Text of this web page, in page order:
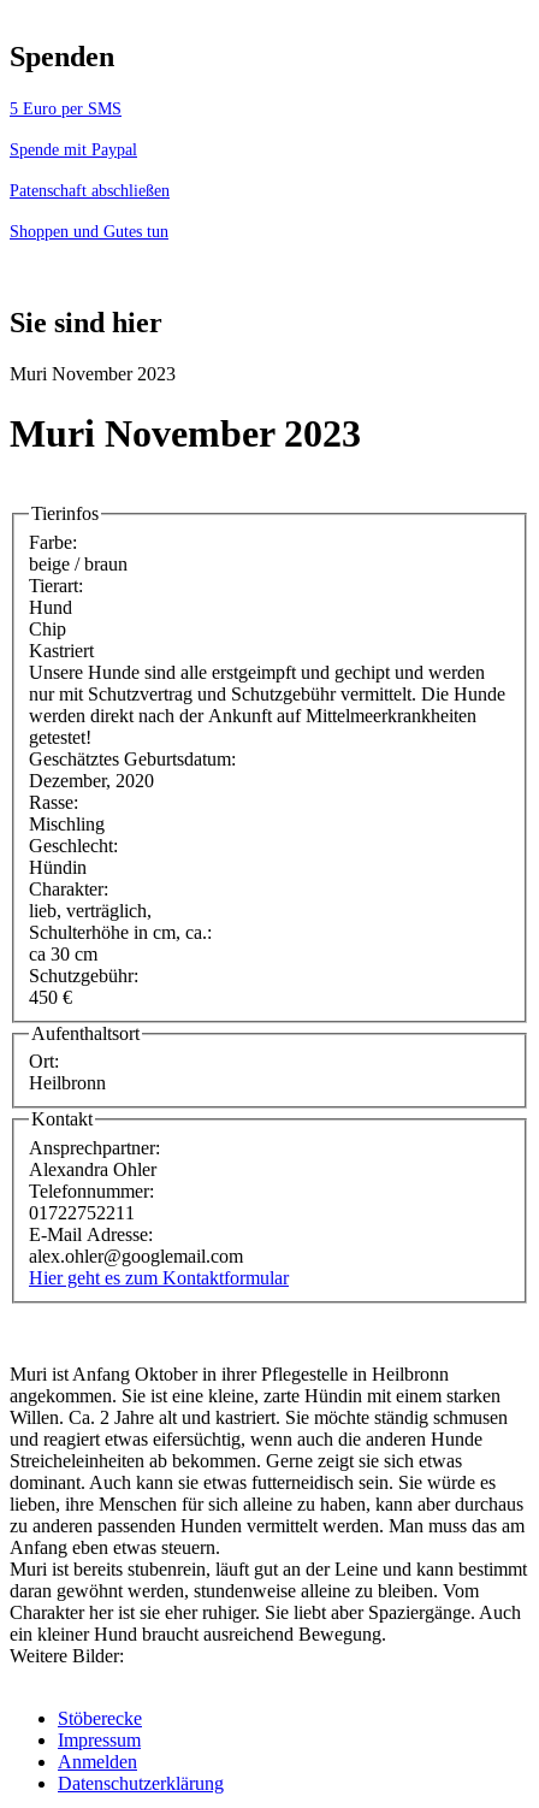
Spenden
5 Euro per SMS
Spende mit Paypal
Patenschaft abschließen
Shoppen und Gutes tun
Sie sind hier
Muri November 2023
Muri November 2023
Tierinfos
Farbe:
beige / braun
Tierart:
Hund
Chip
Kastriert
Unsere Hunde sind alle erstgeimpft und gechipt und werden
nur mit Schutzvertrag und Schutzgebühr vermittelt. Die Hunde
werden direkt nach der Ankunft auf Mittelmeerkrankheiten
getestet!
Geschätztes Geburtsdatum:
Dezember, 2020
Rasse:
Mischling
Geschlecht:
Hündin
Charakter:
lieb, verträglich,
Schulterhöhe in cm, ca.:
ca 30 cm
Schutzgebühr:
450 €
Aufenthaltsort
Ort:
Heilbronn
Kontakt
Ansprechpartner:
Alexandra Ohler
Telefonnummer:
01722752211
E-Mail Adresse:
alex.ohler@googlemail.com
Hier geht es zum Kontaktformular
Muri ist Anfang Oktober in ihrer Pflegestelle in Heilbronn
angekommen. Sie ist eine kleine, zarte Hündin mit einem starken
Willen. Ca. 2 Jahre alt und kastriert. Sie möchte ständig schmusen
und reagiert etwas eifersüchtig, wenn auch die anderen Hunde
Streicheleinheiten ab bekommen. Gerne zeigt sie sich etwas
dominant. Auch kann sie etwas futterneidisch sein. Sie würde es
lieben, ihre Menschen für sich alleine zu haben, kann aber durchaus
zu anderen passenden Hunden vermittelt werden. Man muss das am
Anfang eben etwas steuern.
Muri ist bereits stubenrein, läuft gut an der Leine und kann bestimmt
daran gewöhnt werden, stundenweise alleine zu bleiben. Vom
Charakter her ist sie eher ruhiger. Sie liebt aber Spaziergänge. Auch
ein kleiner Hund braucht ausreichend Bewegung.
Weitere Bilder:
Stöberecke
Impressum
Anmelden
Datenschutzerklärung